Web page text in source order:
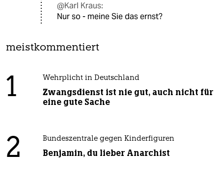
@Karl Kraus:
Nur so - meine Sie das ernst?
meistkommentiert
1 Wehrplicht in Deutschland
Zwangsdienst ist nie gut, auch nicht für
eine gute Sache
2 Bundeszentrale gegen Kinderfiguren
Benjamin, du lieber Anarchist